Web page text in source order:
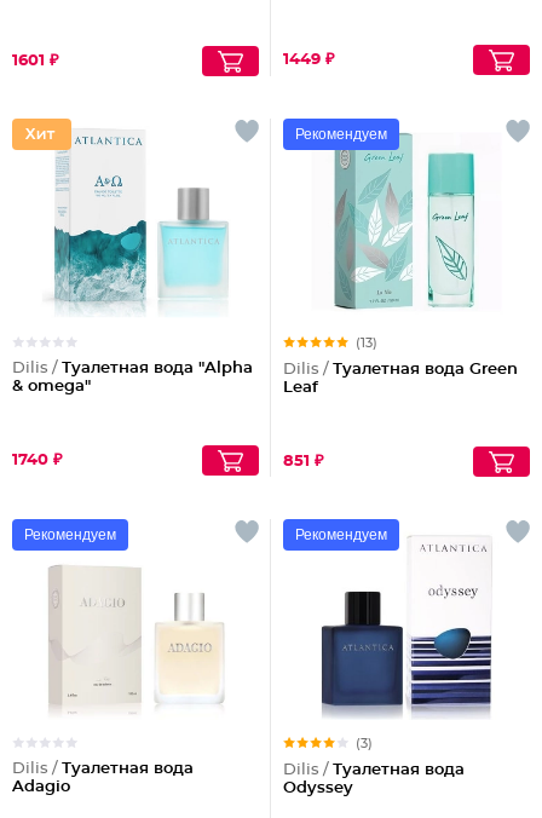
1601 ₽ 1449 ₽
Dilis / Туалетная вода "Alpha
& omega"
1740 ₽
Рекомендуем
(13)
Dilis / Туалетная вода Green
Leaf
851 ₽
Рекомендуем
Dilis / Туалетная вода
Adagio
Рекомендуем
(3)
Dilis / Туалетная вода
Odyssey